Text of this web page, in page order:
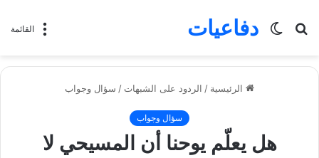
القائمة دفاعيات
بحث
الوضع
الرئيسية / الردود على الشبهات / سؤال وجواب
سؤال وجواب
هل يعلّم يوحنا أن المسيحي لا